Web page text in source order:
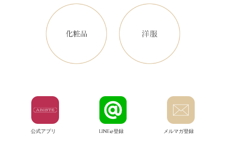
公式アプリ LINE@登録 メルマガ登録